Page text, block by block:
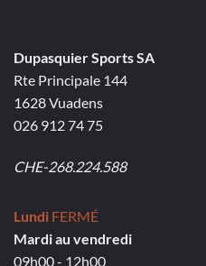
Dupasquier Sports SA
Rte Principale 144
1628 Vuadens
026 912 74 75
CHE-268.224.588
Lundi FERMÉ
Mardi au vendredi
09h00 - 12h00